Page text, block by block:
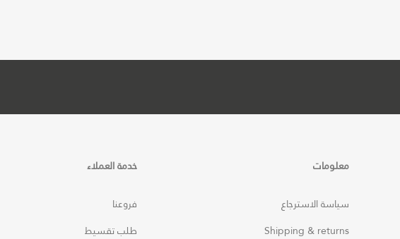
معلومات
سياسة الاسترجاع
Shipping & returns
خدمة العملاء
فروعنا
طلب تقسيط